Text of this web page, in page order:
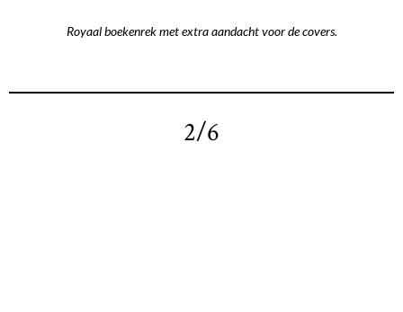
Royaal boekenrek met extra aandacht voor de covers.
2/6